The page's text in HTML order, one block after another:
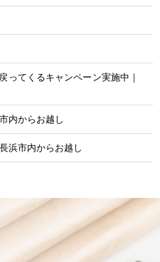
ってくるキャンペーン実施中｜
内からお越し
浜市内からお越し